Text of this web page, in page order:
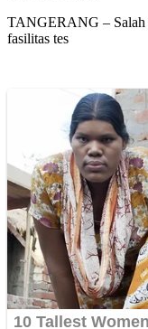
TANGERANG – Salah
fasilitas tes